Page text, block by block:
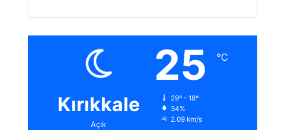
Kırıkkale
Açık
25 ℃
29º - 18º
34%
2.09 km/s